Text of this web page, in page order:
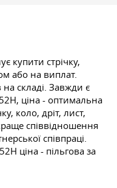
купити стрічку,
або на виплат.
складі. Завжди є
52Н, ціна - оптимальна
коло, дріт, лист,
співвідношення
співпраці.
ціна - пільгова за